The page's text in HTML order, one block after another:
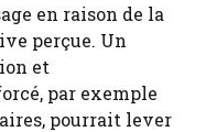
en raison de la
perçue. Un
et
par exemple
pourrait lever